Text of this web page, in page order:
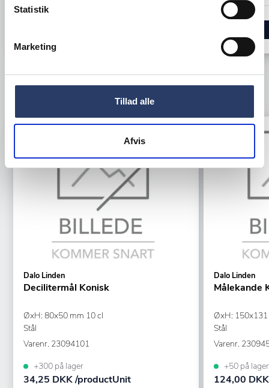
Statistik
Marketing
Tillad alle
Afvis
Dalo Linden
Decilitermål Konisk
ØxH: 80x50 mm 10 cl
Stål
Varenr. 23094101
+300 på lager
34,25 DKK /productUnit
Dalo Linden
Målekande
ØxH:
Stål
Varenr.
+50 på lager
124,00